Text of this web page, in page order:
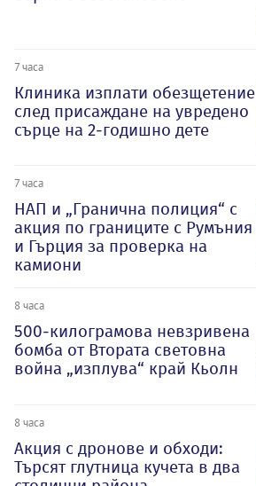
7 часа
Клиника изплати обезщетение
след присаждане на увредено
сърце на 2-годишно дете
7 часа
НАП и „Гранична полиция“ с
акция по границите с Румъния
и Гърция за проверка на
камиони
8 часа
500-килограмова невзривена
бомба от Втората световна
война „изплува“ край Кьолн
8 часа
Акция с дронове и обходи:
Търсят глутница кучета в два